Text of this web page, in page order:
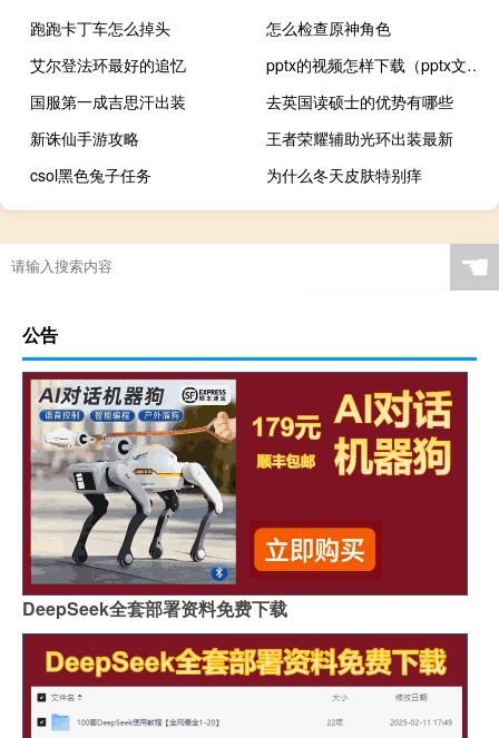
跑跑卡丁车怎么掉头
怎么检查原神角色
艾尔登法环最好的追忆
pptx的视频怎样下载（pptx文件怎么打开）
国服第一成吉思汗出装
去英国读硕士的优势有哪些
新诛仙手游攻略
王者荣耀辅助光环出装最新
csol黑色兔子任务
为什么冬天皮肤特别痒
☚
公告
DeepSeek全套部署资料免费下载